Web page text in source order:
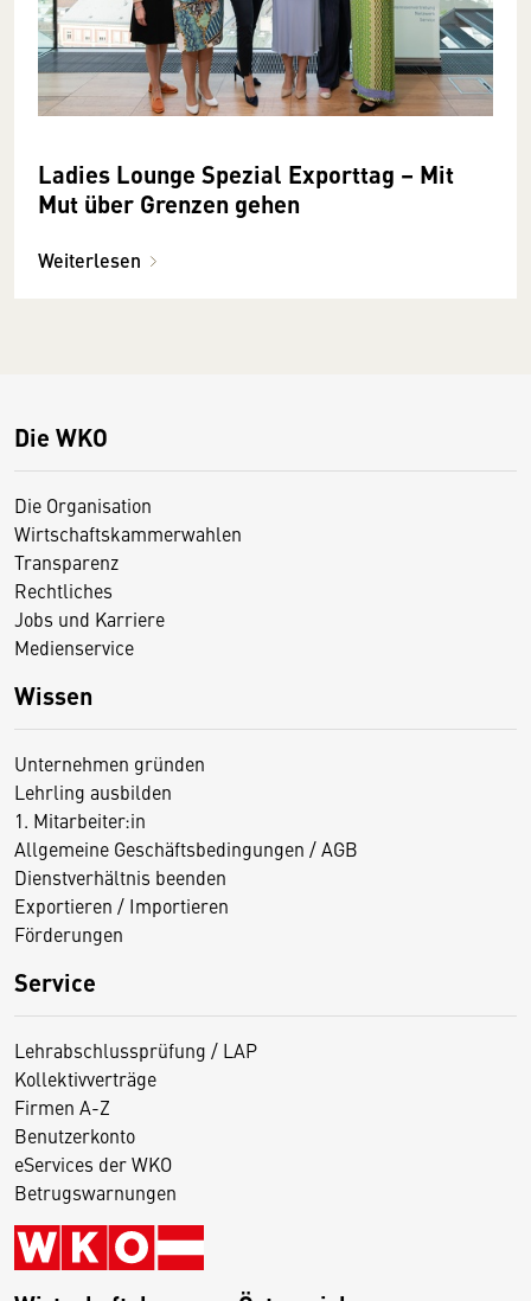
Ladies Lounge Spezial Exporttag – Mit
Mut über Grenzen gehen
Weiterlesen
Die WKO
Die Organisation
Wirtschaftskammerwahlen
Transparenz
Rechtliches
Jobs und Karriere
Medienservice
Wissen
Unternehmen gründen
Lehrling ausbilden
1. Mitarbeiter:in
Allgemeine Geschäftsbedingungen / AGB
Dienstverhältnis beenden
Exportieren / Importieren
Förderungen
Service
Lehrabschlussprüfung / LAP
Kollektivverträge
Firmen A-Z
Benutzerkonto
eServices der WKO
Betrugswarnungen